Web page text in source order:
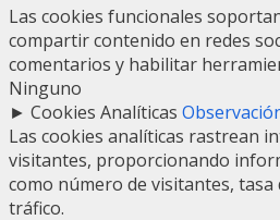
Las cookies funcionales
compartir contenido en redes
comentarios y habilitar
Ninguno
► Cookies Analíticas
Las cookies analíticas rastrean
visitantes, proporcionando
como número de visitantes,
tráfico.